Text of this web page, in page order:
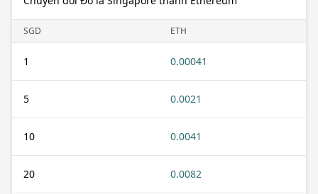
SGD ETH
1 0.00041
5 0.0021
10 0.0041
20 0.0082